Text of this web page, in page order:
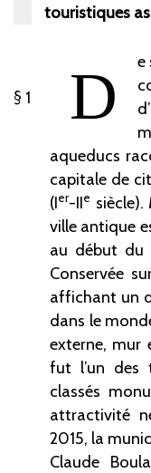
touristiques
1 D
e
aqueducs
capitale de
(Ier-IIe siècle).
ville antique
au début du
Conservée
affichant un
dans le
externe, mur
fut l’un des
classés
attractivité
2015, la
Claude